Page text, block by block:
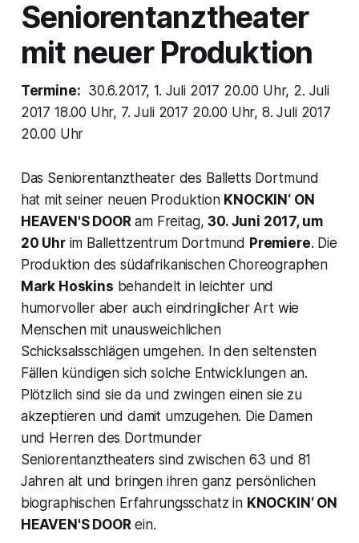
Seniorentanztheater
mit neuer Produktion
Termine: 30.6.2017, 1. Juli 2017 20.00 Uhr, 2. Juli
2017 18.00 Uhr, 7. Juli 2017 20.00 Uhr, 8. Juli 2017
20.00 Uhr
Das Seniorentanztheater des Balletts Dortmund
hat mit seiner neuen Produktion KNOCKIN‘ ON
HEAVEN'S DOOR am Freitag,30. Juni 2017, um
20 Uhrim Ballettzentrum Dortmund Premiere. Die
Produktion des südafrikanischen Choreographen
Mark Hoskins behandelt in leichter und
humorvoller aber auch eindringlicher Art wie
Menschen mit unausweichlichen
Schicksalsschlägen umgehen. In den seltensten
Fällen kündigen sich solche Entwicklungen an.
Plötzlich sind sie da und zwingen einen sie zu
akzeptieren und damit umzugehen. Die Damen
und Herren des Dortmunder
Seniorentanztheaters sind zwischen 63 und 81
Jahren alt und bringen ihren ganz persönlichen
biographischen Erfahrungsschatz in KNOCKIN‘ ON
HEAVEN'S DOOR ein.